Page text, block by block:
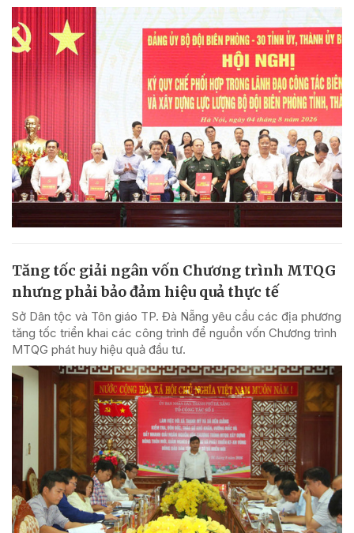
Tăng tốc giải ngân vốn Chương trình MTQG
nhưng phải bảo đảm hiệu quả thực tế
Sở Dân tộc và Tôn giáo TP. Đà Nẵng yêu cầu các địa phương
tăng tốc triển khai các công trình để nguồn vốn Chương trình
MTQG phát huy hiệu quả đầu tư.